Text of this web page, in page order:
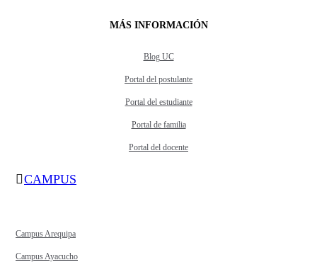
MÁS INFORMACIÓN
Blog UC
Portal del postulante
Portal del estudiante
Portal de familia
Portal del docente
CAMPUS
Campus Arequipa
Campus Ayacucho